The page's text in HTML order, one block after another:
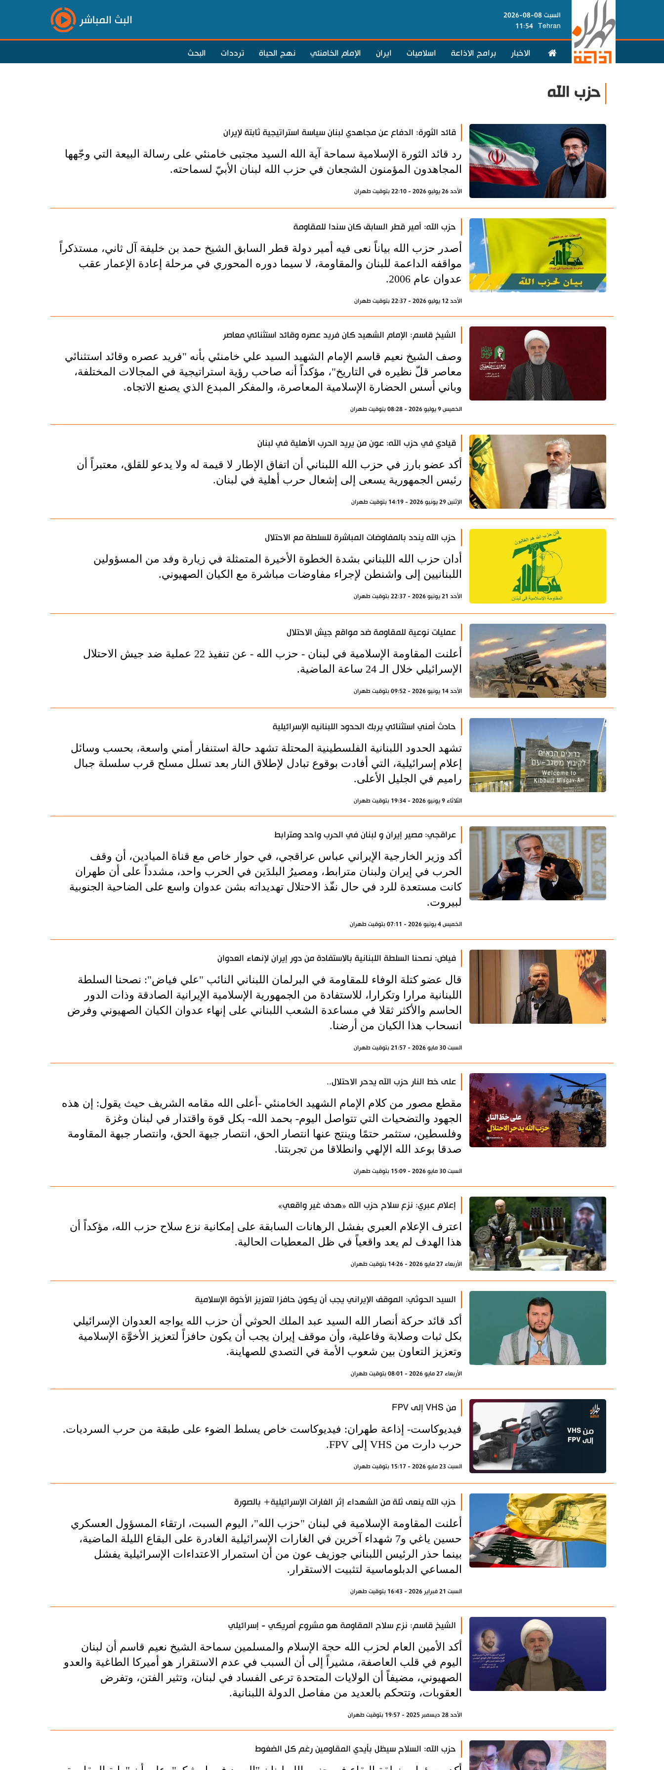
السبت 08-08-2026
Tehran
11:54 البث المباشر
الاخبار برامج الاذاعة اسلاميات ايران الإمام الخامنئي نهج الحياة ترددات البحث
حزب الله
قائد الثورة: الدفاع عن مجاهدي لبنان سياسة استراتيجية ثابتة لإيران
رد قائد الثورة الإسلامية سماحة آية الله السيد مجتبى خامنئي على رسالة البيعة التي وجّهها
المجاهدون المؤمنون الشجعان في حزب الله لبنان الأبيّ لسماحته.
الأحد 26 يوليو 2026 - 22:10 بتوقيت طهران
حزب الله: أمير قطر السابق كان سندا للمقاومة
أصدر حزب الله بياناً نعى فيه أمير دولة قطر السابق الشيخ حمد بن خليفة آل ثاني، مستذكراً
مواقفه الداعمة للبنان والمقاومة، لا سيما دوره المحوري في مرحلة إعادة الإعمار عقب
عدوان عام 2006.
الأحد 12 يوليو 2026 - 22:37 بتوقيت طهران
الشيخ قاسم: الإمام الشهيد كان فريد عصره وقائد استثنائي معاصر
وصف الشيخ نعيم قاسم الإمام الشهيد السيد علي خامنئي بأنه "فريد عصره وقائد استثنائي
معاصر قلّ نظيره في التاريخ"، مؤكداً أنه صاحب رؤية استراتيجية في المجالات المختلفة،
وباني أسس الحضارة الإسلامية المعاصرة، والمفكر المبدع الذي يصنع الاتجاه.
الخميس 9 يوليو 2026 - 08:28 بتوقيت طهران
قيادي في حزب الله: عون من يريد الحرب الأهلية في لبنان
أكد عضو بارز في حزب الله اللبناني أن اتفاق الإطار لا قيمة له ولا يدعو للقلق، معتبراً أن
رئيس الجمهورية يسعى إلى إشعال حرب أهلية في لبنان.
الإثنين 29 يونيو 2026 - 14:19 بتوقيت طهران
حزب الله يندد بالمفاوضات المباشرة للسلطة مع الاحتلال
أدان حزب الله اللبناني بشدة الخطوة الأخيرة المتمثلة في زيارة وفد من المسؤولين
اللبنانيين إلى واشنطن لإجراء مفاوضات مباشرة مع الكيان الصهيوني.
الأحد 21 يونيو 2026 - 22:37 بتوقيت طهران
عمليات نوعية للمقاومة ضد مواقع جيش الاحتلال
أعلنت المقاومة الإسلامية في لبنان - حزب الله - عن تنفيذ 22 عملية ضد جيش الاحتلال
الإسرائيلي خلال الـ 24 ساعة الماضية.
الأحد 14 يونيو 2026 - 09:52 بتوقيت طهران
حادث أمني استثنائي يربك الحدود اللبنانيه الإسرائيلية
تشهد الحدود اللبنانية الفلسطينية المحتلة تشهد حالة استنفار أمني واسعة، بحسب وسائل
إعلام إسرائيلية، التي أفادت بوقوع تبادل لإطلاق النار بعد تسلل مسلح قرب سلسلة جبال
راميم في الجليل الأعلى.
الثلاثاء 9 يونيو 2026 - 19:34 بتوقيت طهران
عراقجي: مصير إيران و لبنان في الحرب واحد ومترابط
أكد وزير الخارجية الإيراني عباس عراقجي، في حوار خاص مع قناة الميادين، أن وقف
الحرب في إيران ولبنان مترابط، ومصيرُ البلدَين في الحرب واحد، مشدداً على أن طهران
كانت مستعدة للرد في حال نفّذ الاحتلال تهديداته بشن عدوان واسع على الضاحية الجنوبية
لبيروت.
الخميس 4 يونيو 2026 - 07:11 بتوقيت طهران
فياض: نصحنا السلطة اللبنانية بالاستفادة من دور إيران لإنهاء العدوان
قال عضو كتلة الوفاء للمقاومة في البرلمان اللبناني النائب "علي فياض": نصحنا السلطة
اللبنانية مرارا وتكرارا، للاستفادة من الجمهورية الإسلامية الإيرانية الصادقة وذات الدور
الحاسم والأكثر ثقلا في مساعدة الشعب اللبناني على إنهاء عدوان الكيان الصهيوني وفرض
انسحاب هذا الكيان من أرضنا.
السبت 30 مايو 2026 - 21:57 بتوقيت طهران
على خط النار حزب الله يدحر الاحتلال..
مقطع مصور من كلام الإمام الشهيد الخامنئي -أعلى الله مقامه الشريف حيث يقول: إن هذه
الجهود والتضحيات التي تتواصل اليوم- بحمد الله- بكل قوة واقتدار في لبنان وغزة
وفلسطين، ستثمر حتمًا وينتج عنها انتصار الحق، انتصار جبهة الحق، وانتصار جبهة المقاومة
صدقا بوعد الله الإلهي وانطلاقا من تجربتنا.
السبت 30 مايو 2026 - 15:09 بتوقيت طهران
إعلام عبري: نزع سلاح حزب الله «هدف غير واقعي»
اعترف الإعلام العبري بفشل الرهانات السابقة على إمكانية نزع سلاح حزب الله، مؤكداً أن
هذا الهدف لم يعد واقعياً في ظل المعطيات الحالية.
الأربعاء 27 مايو 2026 - 14:26 بتوقيت طهران
السيد الحوثي: الموقف الإيراني يجب أن يكون حافزا لتعزيز الأخوة الإسلامية
أكد قائد حركة أنصار الله السيد عبد الملك الحوثي أن حزب الله يواجه العدوان الإسرائيلي
بكل ثبات وصلابة وفاعلية، وأن موقف إيران يجب أن يكون حافزاً لتعزيز الأخوَّة الإسلامية
وتعزيز التعاون بين شعوب الأمة في التصدي للصهاينة.
الأربعاء 27 مايو 2026 - 08:01 بتوقيت طهران
من VHS إلى FPV
فيديوكاست- إذاعة طهران: فيديوكاست خاص يسلط الضوء على طبقة من حرب السرديات.
حرب دارت من VHS إلى FPV.
السبت 23 مايو 2026 - 15:17 بتوقيت طهران
حزب الله ينعى ثلة من الشهداء إثر الغارات الإسرائيلية+ بالصورة
أعلنت المقاومة الإسلامية في لبنان "حزب الله"، اليوم السبت، ارتقاء المسؤول العسكري
حسين ياغي و7 شهداء آخرين في الغارات الإسرائيلية الغادرة على البقاع الليلة الماضية،
بينما حذر الرئيس اللبناني جوزيف عون من أن استمرار الاعتداءات الإسرائيلية يفشل
المساعي الدبلوماسية لتثبيت الاستقرار.
السبت 21 فبراير 2026 - 16:43 بتوقيت طهران
الشيخ قاسم: نزع سلاح المقاومة هو مشروع أمريكي - إسرائيلي
أكد الأمين العام لحزب الله حجة الإسلام والمسلمين سماحة الشيخ نعيم قاسم أن لبنان
اليوم في قلب العاصفة، مشيراً إلى أن السبب في عدم الاستقرار هو أميركا الطاغية والعدو
الصهيوني، مضيفاً أن الولايات المتحدة ترعى الفساد في لبنان، وتثير الفتن، وتفرض
العقوبات، وتتحكم بالعديد من مفاصل الدولة اللبنانية.
الأحد 28 ديسمبر 2025 - 19:57 بتوقيت طهران
حزب الله: السلاح سيظل بأيدي المقاومين رغم كل الضغوط